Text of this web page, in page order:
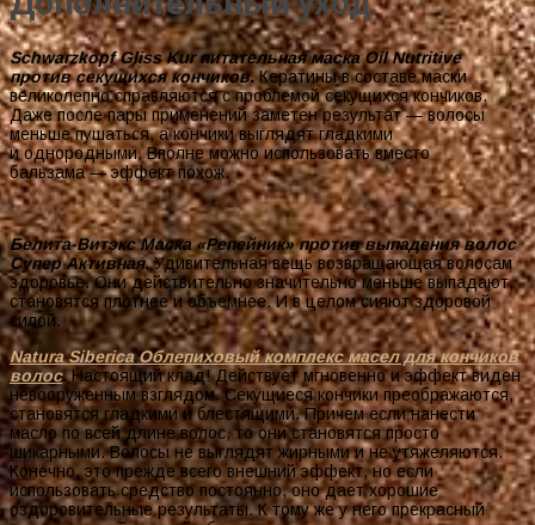
Schwarzkopf Gliss Kur питательная маска Oil Nutritive
против секущихся кончиков. Кератины в составе маски
великолепно справляются с проблемой секущихся кончиков.
Даже после пары применений заметен результат — волосы
меньше пушаться, а кончики выглядят гладкими
и однородными. Вполне можно использовать вместо
бальзама — эффект похож.
Белита-Витэкс Маска «Репейник» против выпадения волос
Супер Активная.Удивительная вещь возвращающая волосам
здоровье. Они действительно значительно меньше выпадают,
становятся плотнее и объемнее. И в целом сияют здоровой
силой.
Natura Siberica Облепиховый комплекс масел для кончиков
волос.Настоящий клад! Действует мгновенно и эффект виден
невооруженным взглядом. Секущиеся кончики преображаются,
становятся гладкими и блестящими. Причем если нанести
масло по всей длине волос, то они становятся просто
шикарными. Волосы не выглядят жирными и не утяжеляются.
Конечно, это прежде всего внешний эффект, но если
использовать средство постоянно, оно дает хорошие
оздоровительные результаты. К тому же у него прекрасный